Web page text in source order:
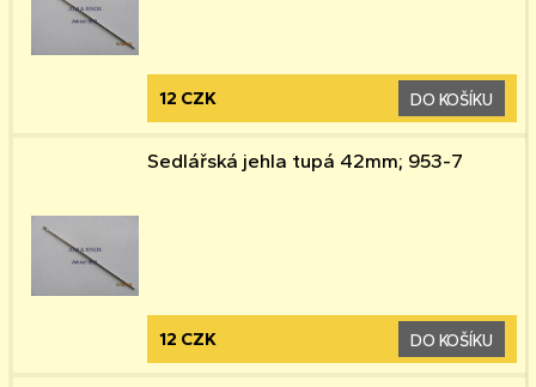
12 CZK DO KOŠÍKU
Sedlářská jehla tupá 42mm; 953-7
12 CZK DO KOŠÍKU